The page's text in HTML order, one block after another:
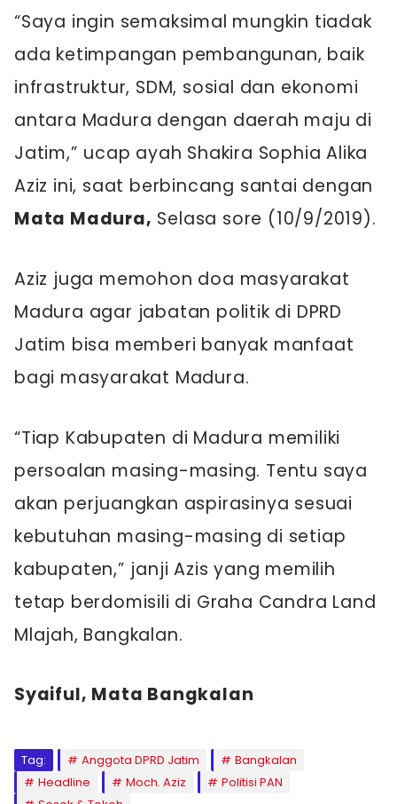
“Saya ingin semaksimal mungkin tiadak
ada ketimpangan pembangunan, baik
infrastruktur, SDM, sosial dan ekonomi
antara Madura dengan daerah maju di
Jatim,” ucap ayah Shakira Sophia Alika
Aziz ini, saat berbincang santai dengan
Mata Madura, Selasa sore (10/9/2019).
Aziz juga memohon doa masyarakat
Madura agar jabatan politik di DPRD
Jatim bisa memberi banyak manfaat
bagi masyarakat Madura.
“Tiap Kabupaten di Madura memiliki
persoalan masing-masing. Tentu saya
akan perjuangkan aspirasinya sesuai
kebutuhan masing-masing di setiap
kabupaten,” janji Azis yang memilih
tetap berdomisili di Graha Candra Land
Mlajah, Bangkalan.
Syaiful, Mata Bangkalan
Tag: Anggota DPRD Jatim
Bangkalan
Headline
Moch. Aziz
Politisi PAN